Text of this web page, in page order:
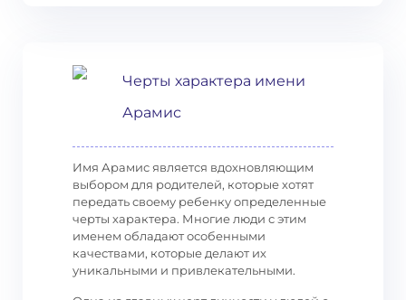
Черты характера имени
Арамис
Имя Арамис является вдохновляющим
выбором для родителей, которые хотят
передать своему ребенку определенные
черты характера. Многие люди с этим
именем обладают особенными
качествами, которые делают их
уникальными и привлекательными.